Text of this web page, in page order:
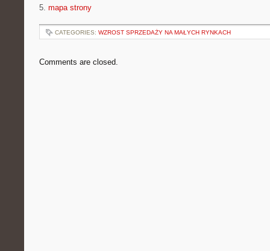
5. mapa strony
CATEGORIES: WZROST SPRZEDAŻY NA MAŁYCH RYNKACH
Comments are closed.